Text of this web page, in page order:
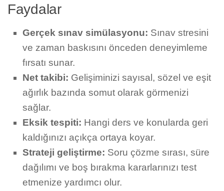
Faydalar
Gerçek sınav simülasyonu: Sınav stresini
ve zaman baskısını önceden deneyimleme
fırsatı sunar.
Net takibi: Gelişiminizi sayısal, sözel ve eşit
ağırlık bazında somut olarak görmenizi
sağlar.
Eksik tespiti: Hangi ders ve konularda geri
kaldığınızı açıkça ortaya koyar.
Strateji geliştirme: Soru çözme sırası, süre
dağılımı ve boş bırakma kararlarınızı test
etmenize yardımcı olur.